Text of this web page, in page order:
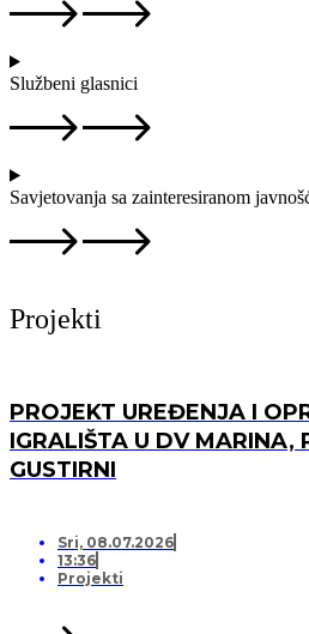
Službeni glasnici
Savjetovanja sa zainteresiranom
Projekti
PROJEKT UREĐENJA I
IGRALIŠTA U DV MARINA,
GUSTIRNI
Sri, 08.07.2026
13:36
Projekti